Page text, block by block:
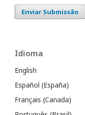
Enviar Submissão
Idioma
English
Español (España)
Français (Canada)